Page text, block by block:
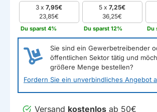
3 x7,95€
23,85€
Du sparst 4%
5 x7,25€
36,25€
Du sparst 12% Du
Sie sind ein Gewerbetreibender
öffentlichen Sektor tätig und
größere Menge bestellen?
Fordern Sie ein unverbindliches Angebot
Versand kostenlos ab 50€